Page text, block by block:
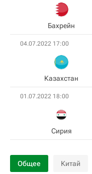
Бахрейн
04.07.2022 17:00
Казахстан
01.07.2022 18:00
Сирия
Общее Китай